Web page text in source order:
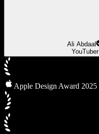
Ali Abdaal
YouTuber
Apple Design Award 2025